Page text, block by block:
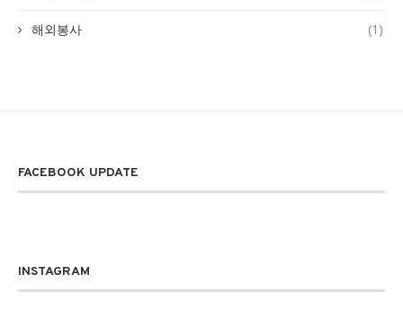
해외봉사 (1)
FACEBOOK UPDATE
INSTAGRAM